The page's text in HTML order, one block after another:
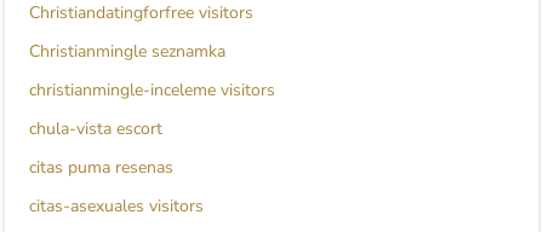
Christiandatingforfree visitors
Christianmingle seznamka
christianmingle-inceleme visitors
chula-vista escort
citas puma resenas
citas-asexuales visitors